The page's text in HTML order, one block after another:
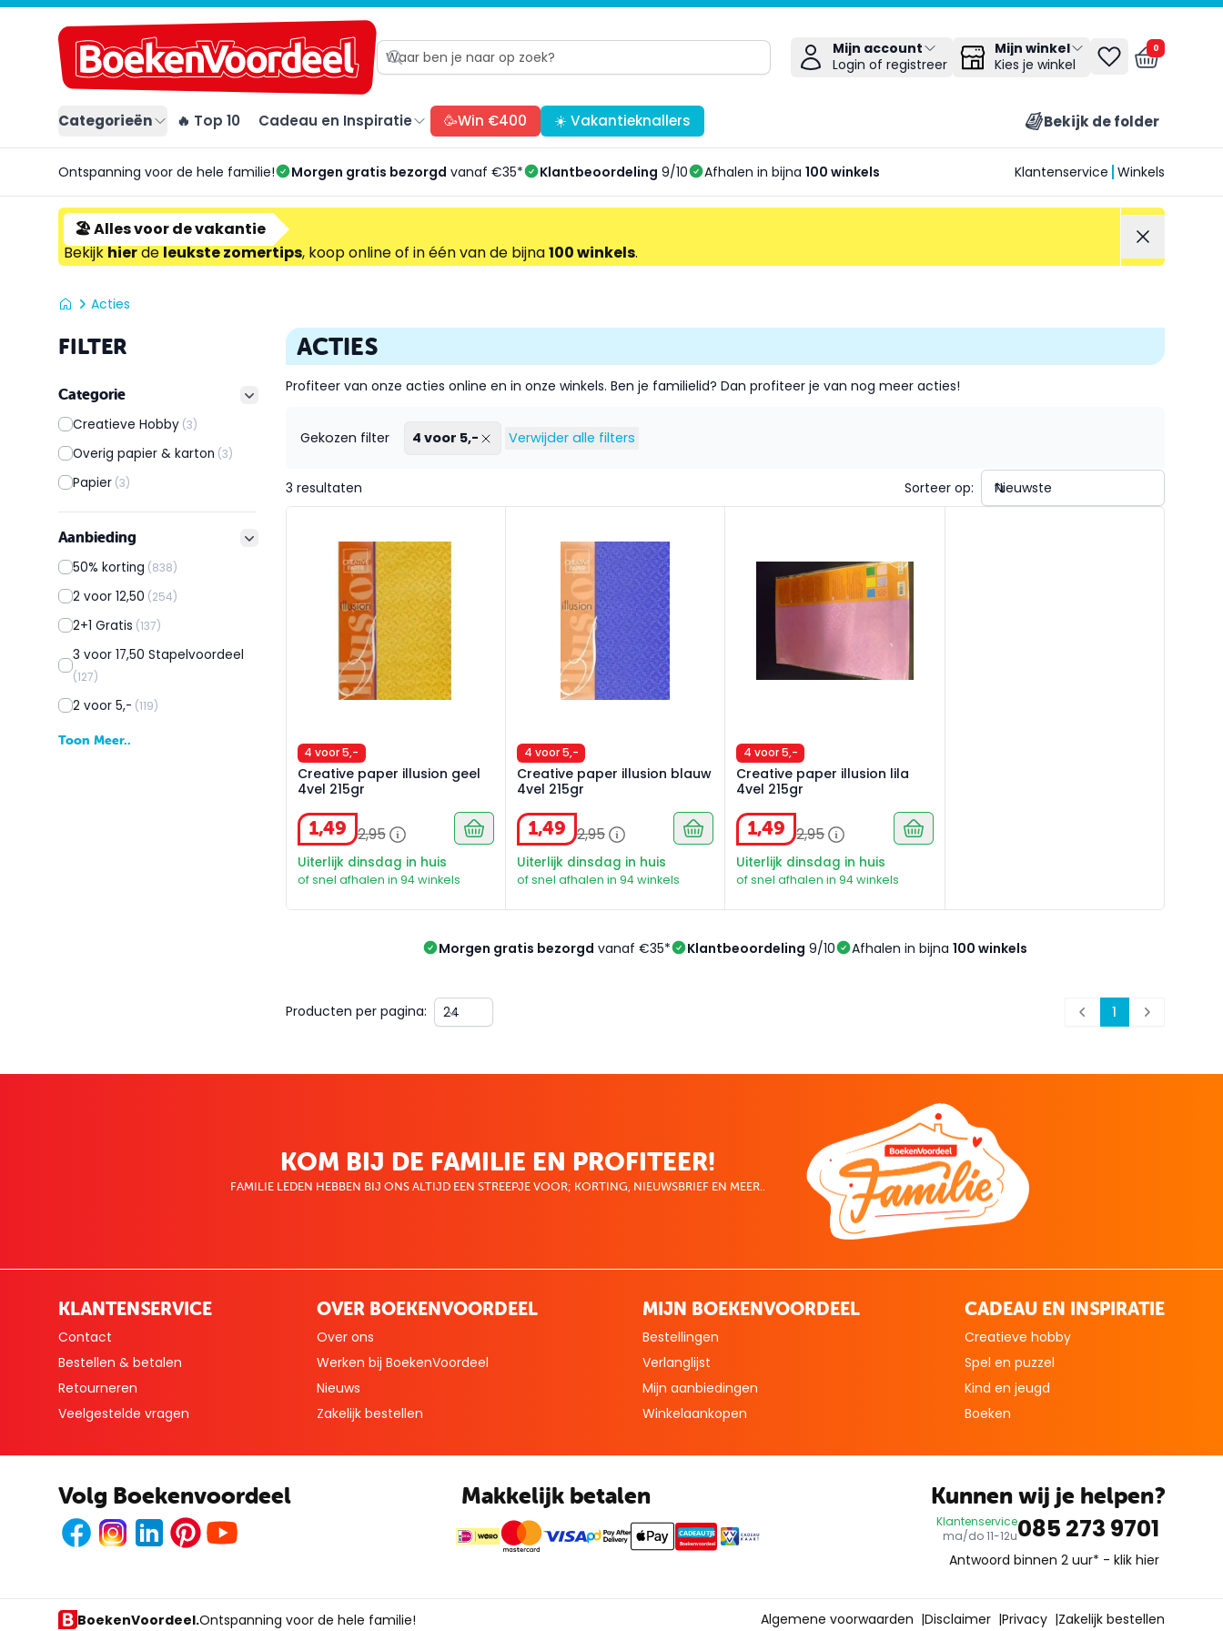
Mijn account
Login of registreer
Mijn winkel
Kies je winkel
0
Categorieën 🔥 Top 10 Cadeau en Inspiratie 🥳Win €400 ☀️ Vakantieknallers Bekijk de folder
Ontspanning voor de hele familie! Morgen gratis bezorgd vanaf €35* Klantbeoordeling 9/10 Afhalen in bijna 100 winkels Klantenservice Winkels
🏖️ Alles voor de vakantie
Bekijkhierdeleukste zomertips, koop online of in één van de bijna100 winkels.
Acties
FILTER
Categorie filter button
Creatieve Hobby (3)
Overig papier & karton (3)
Papier (3)
Aanbieding filter button
50% korting (838)
2 voor 12,50 (254)
2+1 Gratis (137)
3 voor 17,50 Stapelvoordeel
(127)
2 voor 5,- (119)
Toon Meer..
ACTIES
Profiteer van onze acties online en in onze winkels. Ben je familielid? Dan profiteer je van nog meer acties!
Gekozen filter 4 voor 5,- Verwijder alle filters
3 resultaten Sorteer op:
4 voor 5,-
Creative paper illusion geel
4vel 215gr
1,49 2,95
Uiterlijk dinsdag in huis
of snel afhalen in 94 winkels
4 voor 5,-
Creative paper illusion blauw
4vel 215gr
1,49 2,95
Uiterlijk dinsdag in huis
of snel afhalen in 94 winkels
4 voor 5,-
Creative paper illusion lila
4vel 215gr
1,49 2,95
Uiterlijk dinsdag in huis
of snel afhalen in 94 winkels
Morgen gratis bezorgd vanaf €35* Klantbeoordeling 9/10 Afhalen in bijna100 winkels
Producten per pagina: Prev 1 Next
KOM BIJ DE FAMILIE EN PROFITEER!
FAMILIE LEDEN HEBBEN BIJ ONS ALTIJD EEN STREEPJE VOOR; KORTING, NIEUWSBRIEF EN MEER..
KLANTENSERVICE
Contact
Bestellen & betalen
Retourneren
Veelgestelde vragen
OVER BOEKENVOORDEEL
Over ons
Werken bij BoekenVoordeel
Nieuws
Zakelijk bestellen
MIJN BOEKENVOORDEEL
Bestellingen
Verlanglijst
Mijn aanbiedingen
Winkelaankopen
CADEAU EN INSPIRATIE
Creatieve hobby
Spel en puzzel
Kind en jeugd
Boeken
Volg Boekenvoordeel
FacebookInstagramLinkedInPinterest
Makkelijk betalen
Boekenvoordeel
CADEAUTJE
Kunnen wij je helpen?
Klantenservice
ma/do 11-12u085 273 9701
Antwoord binnen 2 uur* - klik hier
BoekenVoordeel.Ontspanning voor de hele familie! Algemene voorwaarden |Disclaimer |Privacy |Zakelijk bestellen